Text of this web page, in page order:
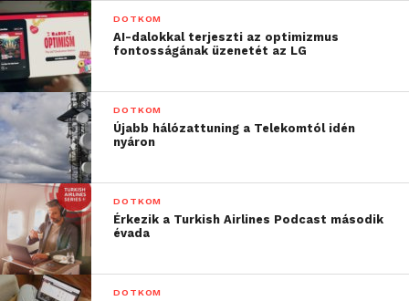
előnyben, amelyek extra
lépéseket tesznek, hogy
személyre szabott
élményekkel vonzzák
magukhoz az
érdeklődőket, és amelyek
képesek határozott
döntéseket hozni, ha az
ügyfelek elvárásai nem
teljesülnek. Az igazi
DOTKOM
AI-dalokkal terjeszti az optimizmus
fontosságának üzenetét az LG
DOTKOM
Újabb hálózattuning a Telekomtól idén
nyáron
DOTKOM
Érkezik a Turkish Airlines Podcast második
évada
DOTKOM